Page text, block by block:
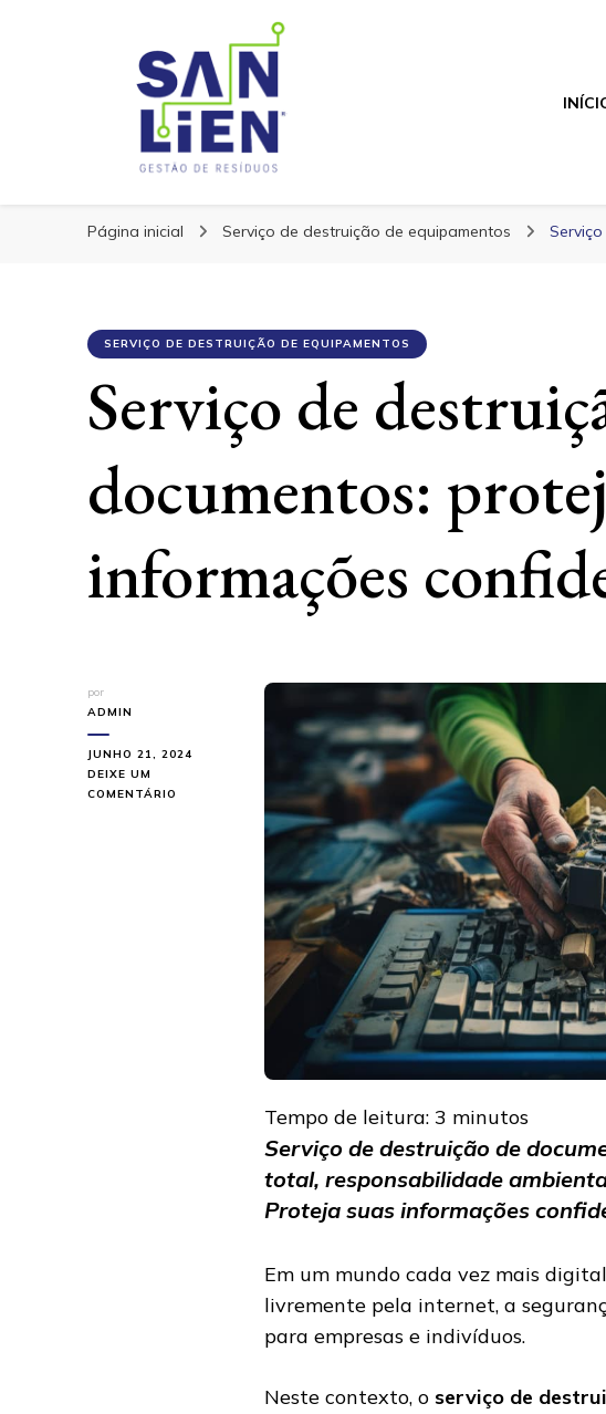
San Lien
San Lien
Página inicial Serviço de destruição de equipamentos
SERVIÇO DE DESTRUIÇÃO DE EQUIPAMENTOS
Serviço de
documentos:
informações
por
ADMIN
JUNHO 21, 2024
DEIXE UM
COMENTÁRIO
DOCUMENTOS:
CONFIDENCIAIS
Tempo de leitura: 3 minutos
Serviço de destruição de
total, responsabilidade
Proteja suas informações
Em um mundo cada vez mais
livremente pela internet, a
para empresas e indivíduos.
Neste contexto, o serviço de